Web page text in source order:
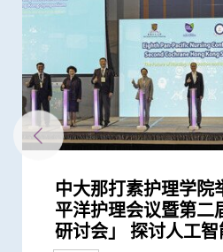
中大那打素护理学院
平洋护理会议暨第
研讨会」 探讨人工
中大领导国际研究证
D3S-001抗癌成效 有
肠癌、胰腺癌等多种
中大医学院研究发现
方式或会增加气管癌
健康教育
中大培训本地南亚裔
宫颈筛查 助提升筛
健康推广计划
中大开发与多种癌症
分子分类方法 助进
并改良治疗方案
中大发现全球喉癌发
部分地区女性发病人
研究
中大护理学院开发首
机应用程式「
童家长提供心理支援
陈德章教授获欧洲肿
成就奖」 表彰其对
领导地位及重大贡献
中大医学院一期临床
年 完成逾150项早期
症及糖尿病患者确立
中大辅助生育技术中
保存生殖能力
研究
中大研究证实「血浆
到早期没有病徵的鼻
患鼻咽癌风险
中大发现小肠癌在全
显上升 高收入地区
研究
中大发现原发性脑癌
上升 以高收入国家
研究
中大破解癌痛秘密
解癌症病人痛苦
研究
中大全球首证血糖波
尿病患者有较高患癌
一类常用降血压药物
中大发现多发性骨髓
高收入国家的男性长
研究
中大调查发现本港南
否接种HPV疫苗面对
族差异 提高疫苗接种
中大发现霍奇金淋巴
幅最为显著 本港男
全球之冠
中大成功以单细胞分
示肿瘤形成机制 有
研究
中大研究发现半数受
曾使用替代补充疗法
互作用」风险
中大医学院那打素护
泛太平洋护理会议
研讨会
中大医学院那打素护
怀日 线上线下关爱
融
中大医学院团队发现
GPR18可预测多种癌
研究
中大医学院团队发现
可在头颈癌患者中预
研究
中大医学院与四川大
共同领导全球首个人
辑治疗肺癌临床试验
中大将开展最新「细
首阶段引入CAR-T治
研究
上页下页前往下一项
年五月二十三日 中
理学院举办「第一届
中大成功应用混合手
消融术」无创治肺癌
外科创新技术
李嘉诚基金会启动《
项目 资助儿童罕见
捐款
莫树锦教授获欧洲肿
成就奖」全球第一人
「个人化」 被誉为
中大肿瘤学系获国际
「杰出癌症关顾团队
奖项及荣誉
「中大赛马会齐心防
费为万名市民进行检
癌症关系
中大证新治疗方案较
晚期肺癌病人存活期
研究
中大研究揭示全球大
化趋势
研究
中大利用「混合手术
航支气管镜」技术
取微细病变组织 能
中大率跨国研究证实
咽癌病人有效
研究
中大研究证「消融化
长肝癌患者无恶化存
研究
中大研究获世界顶尖
奖项及荣誉
中大港大合作开展复
因组学研究 免费为
分析
中大完成二万人「血
查研究 大幅推前癌
研究
中大领导ALK阳性肺
靶药成效超现时标准
研究
中大成功揭示肿瘤免
拓「免疫疗法」新方
研究
中大成功破解鼻咽癌
破性结果有助发展个
研究
中大医学院李子芬教
学院院士
奖项及荣誉
第七届华人地区医护
会 鼓励延伸纾缓治
研讨会
中大研究指六成糖尿
佳 中医耳穴疗法有
控制血糖
中大完成经皮穿刺纳
功进行经皮穿刺纳米
技术新突破
中大联同七间医院进
究 发现崭新「植入
治疗脑动脉瘤
两大合办第五届华人
治疗研讨会
研讨会
中大率先研发崭新电
疗骨肿瘤病人 大大
外科创新技术
中大研究发现外展计
者的生活质素及用药
研究
大肠癌将成为香港头
大肠胶囊内视镜助预
外科创新技术
中大首创大肠瘜肉预
癌
临床服务